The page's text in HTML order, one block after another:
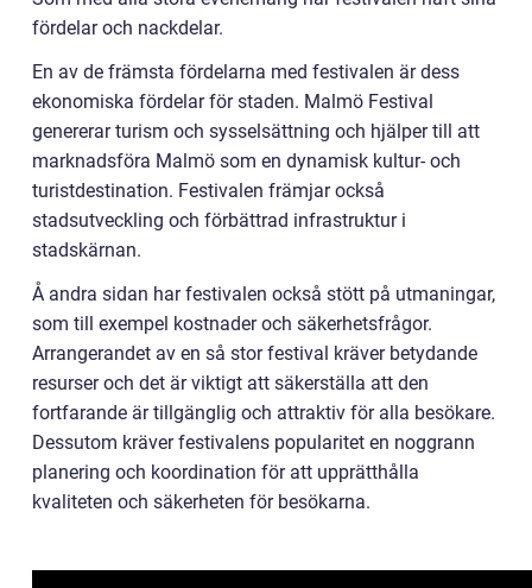
fördelar och nackdelar.
En av de främsta fördelarna med festivalen är dess
ekonomiska fördelar för staden. Malmö Festival
genererar turism och sysselsättning och hjälper till att
marknadsföra Malmö som en dynamisk kultur- och
turistdestination. Festivalen främjar också
stadsutveckling och förbättrad infrastruktur i
stadskärnan.
Å andra sidan har festivalen också stött på utmaningar,
som till exempel kostnader och säkerhetsfrågor.
Arrangerandet av en så stor festival kräver betydande
resurser och det är viktigt att säkerställa att den
fortfarande är tillgänglig och attraktiv för alla besökare.
Dessutom kräver festivalens popularitet en noggrann
planering och koordination för att upprätthålla
kvaliteten och säkerheten för besökarna.